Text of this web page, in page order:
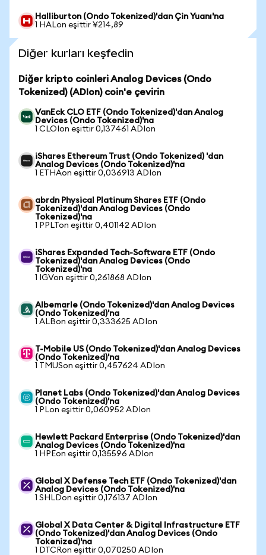
Halliburton (Ondo Tokenized)'dan Çin Yuanı'na
1 HALon eşittir ¥214,89
Diğer kurları keşfedin
Diğer kripto coinleri Analog Devices (Ondo
Tokenized) (ADIon) coin'e çevirin
VanEck CLO ETF (Ondo Tokenized)'dan Analog
Devices (Ondo Tokenized)'na
1 CLOIon eşittir 0,137461 ADIon
iShares Ethereum Trust (Ondo Tokenized) 'dan
Analog Devices (Ondo Tokenized)'na
1 ETHAon eşittir 0,036913 ADIon
abrdn Physical Platinum Shares ETF (Ondo
Tokenized)'dan Analog Devices (Ondo
Tokenized)'na
1 PPLTon eşittir 0,401142 ADIon
iShares Expanded Tech-Software ETF (Ondo
Tokenized)'dan Analog Devices (Ondo
Tokenized)'na
1 IGVon eşittir 0,261868 ADIon
Albemarle (Ondo Tokenized)'dan Analog Devices
(Ondo Tokenized)'na
1 ALBon eşittir 0,333625 ADIon
T-Mobile US (Ondo Tokenized)'dan Analog Devices
(Ondo Tokenized)'na
1 TMUSon eşittir 0,457624 ADIon
Planet Labs (Ondo Tokenized)'dan Analog Devices
(Ondo Tokenized)'na
1 PLon eşittir 0,060952 ADIon
Hewlett Packard Enterprise (Ondo Tokenized)'dan
Analog Devices (Ondo Tokenized)'na
1 HPEon eşittir 0,135596 ADIon
Global X Defense Tech ETF (Ondo Tokenized)'dan
Analog Devices (Ondo Tokenized)'na
1 SHLDon eşittir 0,176137 ADIon
Global X Data Center & Digital Infrastructure ETF
(Ondo Tokenized)'dan Analog Devices (Ondo
Tokenized)'na
1 DTCRon eşittir 0,070250 ADIon